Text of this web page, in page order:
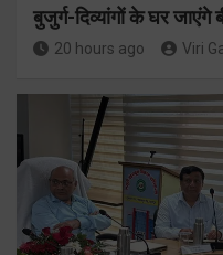
बुजुर्ग-दिव्यांगों के घर
20 hours ago Viri